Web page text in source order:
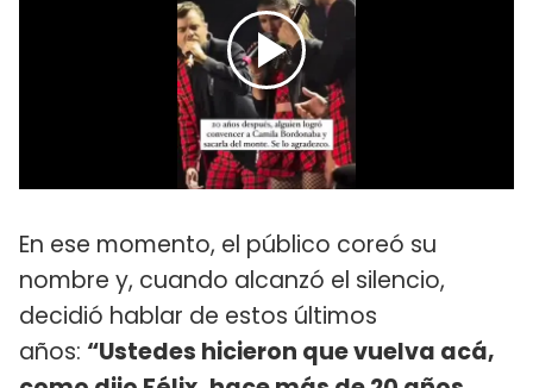
En ese momento, el público coreó su
nombre y, cuando alcanzó el silencio,
decidió hablar de estos últimos
años: “Ustedes hicieron que vuelva acá,